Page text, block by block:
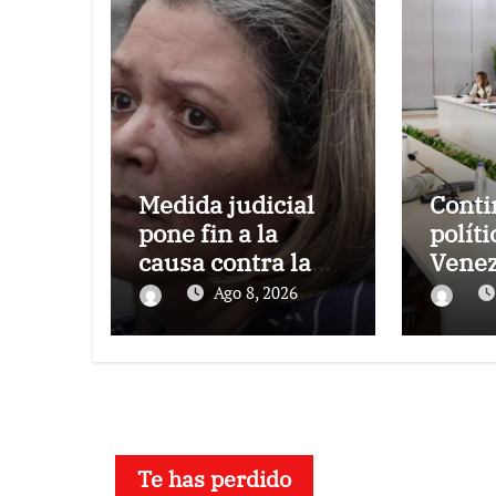
Medida judicial
pone fin a la
causa contra la
exjuex Afiuni
Ago 8, 2026
el
Te has perdido